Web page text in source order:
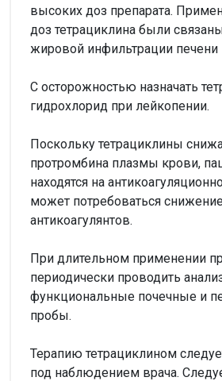
высоких доз препарата.
доз тетрациклина были
жировой инфильтрации печени
С осторожностью назначать
гидрохлорид при лейкопении.
Поскольку тетрациклины
протромбина плазмы крови,
находятся на
может потребоваться
антикоагулянтов.
При длительном применении
периодически проводить
функциональные почечные и
пробы.
Терапию тетрациклином
под наблюдением врача.